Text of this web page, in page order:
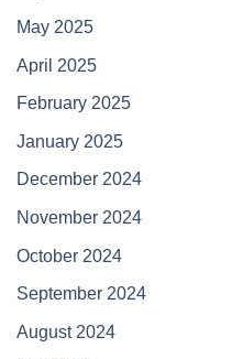
May 2025
April 2025
February 2025
January 2025
December 2024
November 2024
October 2024
September 2024
August 2024